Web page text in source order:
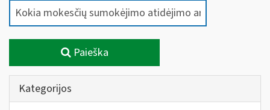
Paieška
Kategorijos